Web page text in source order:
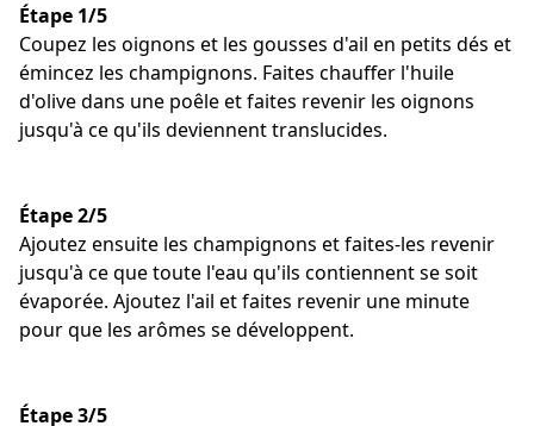
Étape 1/5
Coupez les oignons et les gousses d'ail en petits dés et
émincez les champignons. Faites chauffer l'huile
d'olive dans une poêle et faites revenir les oignons
jusqu'à ce qu'ils deviennent translucides.
Étape 2/5
Ajoutez ensuite les champignons et faites-les revenir
jusqu'à ce que toute l'eau qu'ils contiennent se soit
évaporée. Ajoutez l'ail et faites revenir une minute
pour que les arômes se développent.
Étape 3/5